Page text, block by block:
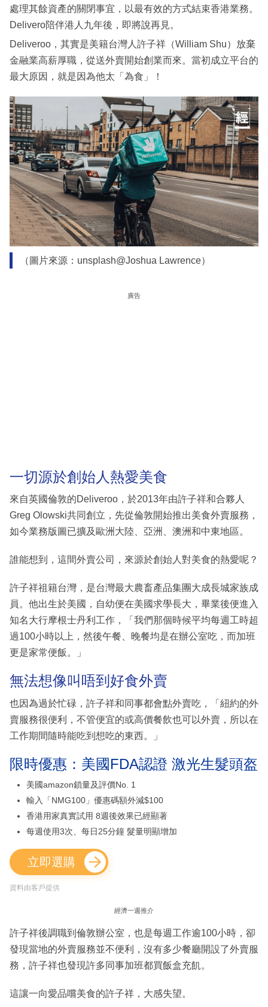
處理其餘資產的關閉事宜，以最有效的方式結束香港業務。
Delivero陪伴港人九年後，即將說再見。
Deliveroo，其實是美籍台灣人許子祥（William Shu）放棄
金融業高薪厚職，從送外賣開始創業而來。當初成立平台的
最大原因，就是因為他太「為食」！
（圖片來源：unsplash@Joshua Lawrence）
廣告
一切源於創始人熱愛美食
來自英國倫敦的Deliveroo，於2013年由許子祥和合夥人
Greg Olowski共同創立，先從倫敦開始推出美食外賣服務，
如今業務版圖已擴及歐洲大陸、亞洲、澳洲和中東地區。
誰能想到，這間外賣公司，來源於創始人對美食的熱愛呢？
許子祥祖籍台灣，是台灣最大農畜產品集團大成長城家族成
員。他出生於美國，自幼便在美國求學長大，畢業後便進入
知名大行摩根士丹利工作，「我們那個時候平均每週工時超
過100小時以上，然後午餐、晚餐均是在辦公室吃，而加班
更是家常便飯。」
無法想像叫唔到好食外賣
也因為過於忙碌，許子祥和同事都會點外賣吃，「紐約的外
賣服務很便利，不管便宜的或高價餐飲也可以外賣，所以在
工作期間隨時能吃到想吃的東西。」
限時優惠：美國FDA認證 激光生髮頭盔
美國amazon鎖量及評價No. 1
輸入「NMG100」優惠碼額外減$100
香港用家真實試用 8週後效果已經顯著
每週使用3次、每日25分鐘 髮量明顯增加
立即選購
資料由客戶提供
經濟一週推介
許子祥後調職到倫敦辦公室，也是每週工作逾100小時，卻
發現當地的外賣服務並不便利，沒有多少餐廳開設了外賣服
務，許子祥也發現許多同事加班都買飯盒充飢。
這讓一向愛品嚐美食的許子祥，大感失望。